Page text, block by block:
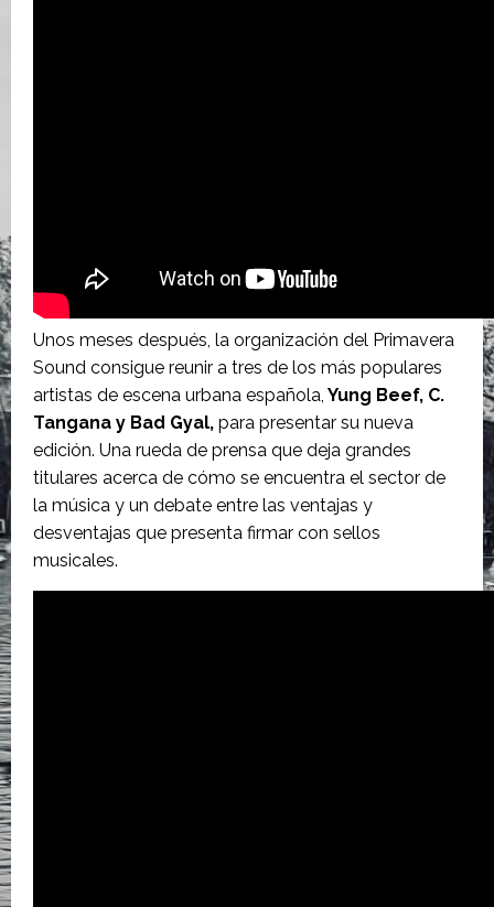
Unos meses después, la organización del Primavera
Sound consigue reunir a tres de los más populares
artistas de escena urbana española, Yung Beef, C.
Tangana y Bad Gyal, para presentar su nueva
edición. Una rueda de prensa que deja grandes
titulares acerca de cómo se encuentra el sector de
la música y un debate entre las ventajas y
desventajas que presenta firmar con sellos
musicales.